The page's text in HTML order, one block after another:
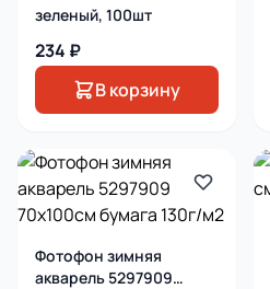
зеленый, 100шт
234 ₽
В корзину
Фотофон зимняя
акварель 5297909